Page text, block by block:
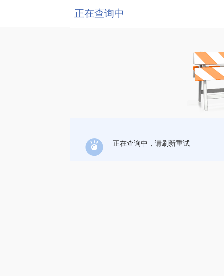
正在查询中
正在查询中，请刷新重试